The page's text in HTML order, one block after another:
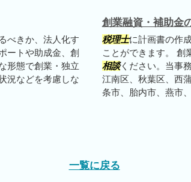
べきか、法人化す
ートや助成金、創
形態で創業・独立
況などを考慮しな
創業融資・補助金
税理士に計画書の作
ことができます。 創
相談ください。当事
江南区、秋葉区、西
条市、胎内市、燕市
一覧に戻る